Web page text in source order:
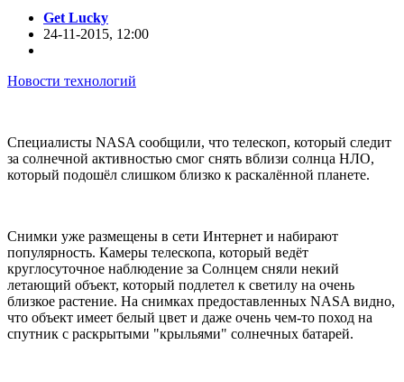
Get Lucky
24-11-2015, 12:00
Новости технологий
Специалисты NASA сообщили, что телескоп, который следит
за солнечной активностью смог снять вблизи солнца НЛО,
который подошёл слишком близко к раскалённой планете.
Снимки уже размещены в сети Интернет и набирают
популярность. Камеры телескопа, который ведёт
круглосуточное наблюдение за Солнцем сняли некий
летающий объект, который подлетел к светилу на очень
близкое растение. На снимках предоставленных NASA видно,
что объект имеет белый цвет и даже очень чем-то поход на
спутник с раскрытыми "крыльями" солнечных батарей.